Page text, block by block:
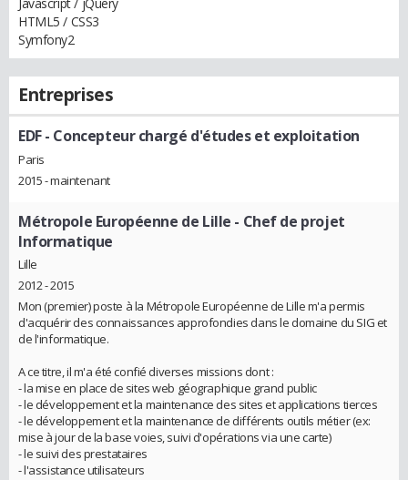
HTML5 / CSS3
Symfony2
Entreprises
EDF- Concepteur chargé d'études et exploitation
Paris
2015 - maintenant
Métropole Européenne de Lille - Chef de projet
Informatique
Lille
2012 - 2015
Mon (premier) poste à la Métropole Européenne de Lille m'a permis
d'acquérir des connaissances approfondies dans le domaine du SIG et
de l'informatique.
A ce titre, il m'a été confié diverses missions dont :
- la mise en place de sites web géographique grand public
- le développement et la maintenance des sites et applications tierces
- le développement et la maintenance de différents outils métier (ex:
mise à jour de la base voies, suivi d'opérations via une carte)
- le suivi des prestataires
- l'assistance utilisateurs